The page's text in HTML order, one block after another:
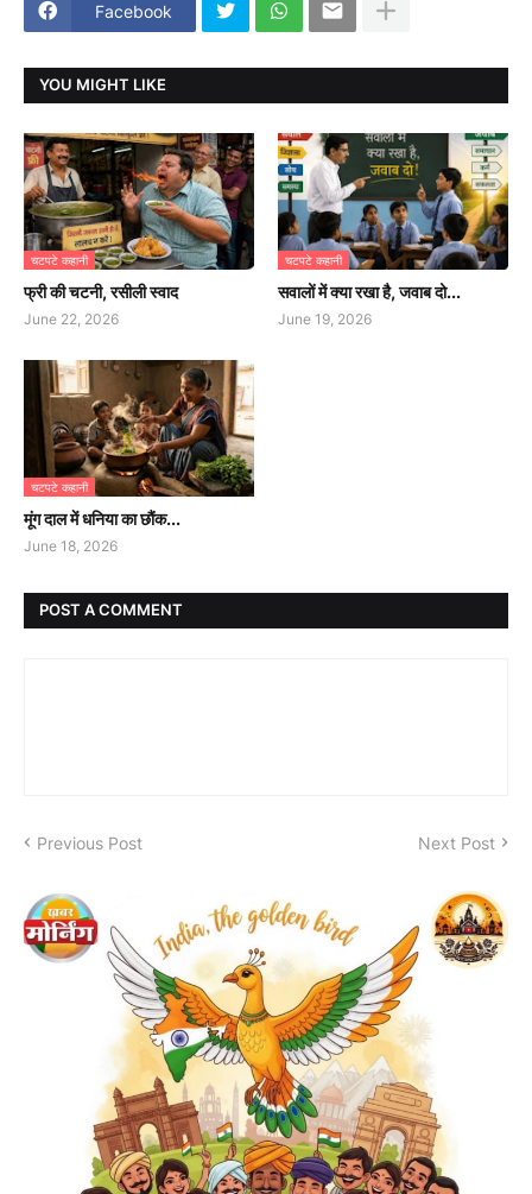
Facebook
YOU MIGHT LIKE
चटपटे कहानी
फ्री की चटनी, रसीली स्वाद
June 22, 2026
चटपटे कहानी
सवालों में क्या रखा है, जवाब दो...
June 19, 2026
चटपटे कहानी
मूंग दाल में धनिया का छौंक...
June 18, 2026
POST A COMMENT
Previous Post Next Post